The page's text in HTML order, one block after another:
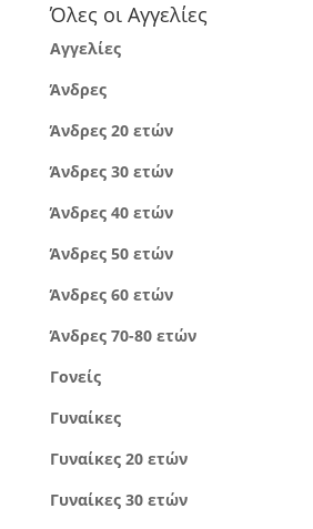
Όλες οι Αγγελίες
Αγγελίες
Άνδρες
Άνδρες 20 ετών
Άνδρες 30 ετών
Άνδρες 40 ετών
Άνδρες 50 ετών
Άνδρες 60 ετών
Άνδρες 70-80 ετών
Γονείς
Γυναίκες
Γυναίκες 20 ετών
Γυναίκες 30 ετών